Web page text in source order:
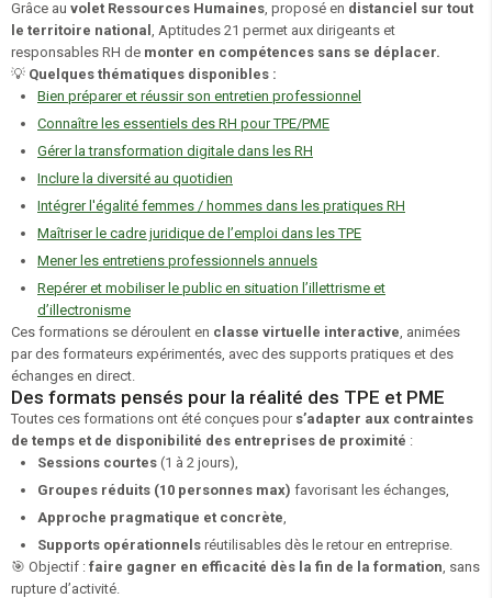
Grâce au volet Ressources Humaines, proposé en distanciel sur tout
le territoire national , Aptitudes 21 permet aux dirigeants et
responsables RH de monter en compétences sans se déplacer.
💡 Quelques thématiques disponibles :
Bien préparer et réussir son entretien professionnel
Connaître les essentiels des RH pour TPE/PME
Gérer la transformation digitale dans les RH
Inclure la diversité au quotidien
Intégrer l'égalité femmes / hommes dans les pratiques RH
Maîtriser le cadre juridique de l’emploi dans les TPE
Mener les entretiens professionnels annuels
Repérer et mobiliser le public en situation l’illettrisme et
d’illectronisme
Ces formations se déroulent en classe virtuelle interactive, animées
par des formateurs expérimentés, avec des supports pratiques et des
échanges en direct.
Des formats pensés pour la réalité des TPE et PME
Toutes ces formations ont été conçues pour s’adapter aux contraintes
de temps et de disponibilité des entreprises de proximité :
Sessions courtes (1 à 2 jours),
Groupes réduits (10 personnes max) favorisant les échanges,
Approche pragmatique et concrète,
Supports opérationnels réutilisables dès le retour en entreprise.
🎯 Objectif : faire gagner en efficacité dès la fin de la formation, sans
rupture d’activité.